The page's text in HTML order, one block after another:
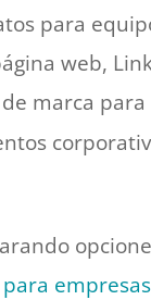
para
web,
marca